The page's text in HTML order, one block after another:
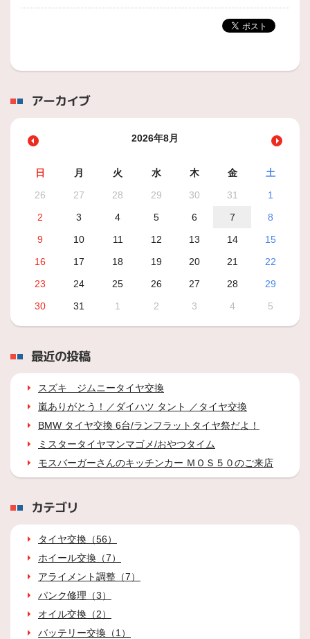
アーカイブ
2026年8月
日 月 火 水 木 金
土
26
27 28 29 30 31
1
2
3 4 5 6 7
8
9
10 11 12 13 14
15
16
17 18 19 20 21
22
23
24 25 26 27 28
29
30
31 1 2 3 4 5
最近の投稿
スズキ ジムニータイヤ交換
嵐ありがとう！／ダイハツ タント ／タイヤ交換
BMW タイヤ交換 6台/ランフラットタイヤ祭だよ！
ミスタータイヤマンマゴメ/おやつタイム
モスバーガーさんのキッチンカー ＭＯＳ５０のご来店
カテゴリ
タイヤ交換（56）
ホイール交換（7）
アライメント調整（7）
パンク修理（3）
オイル交換（2）
バッテリー交換（1）